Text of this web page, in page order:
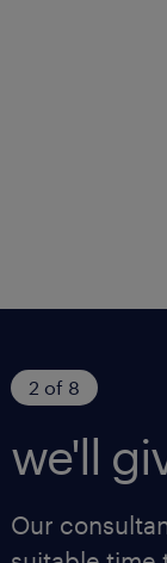
2 of 8
we'll
Our